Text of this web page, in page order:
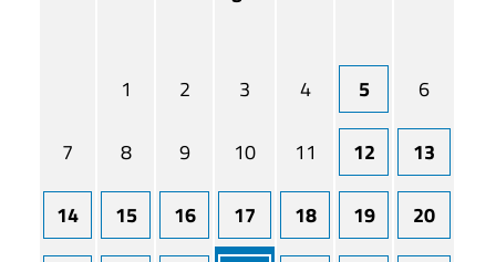
1 2 3 4 5 6
7 8 9 10 11 12 13
14 15 16 17 18 19 20